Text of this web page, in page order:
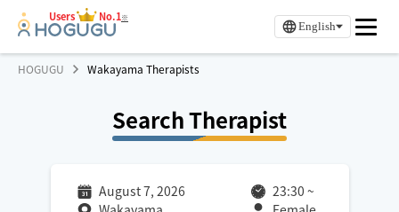
Users No.1※
English
HOGUGU Wakayama Therapists
Search Therapist
August 7, 2026 23:30 ~